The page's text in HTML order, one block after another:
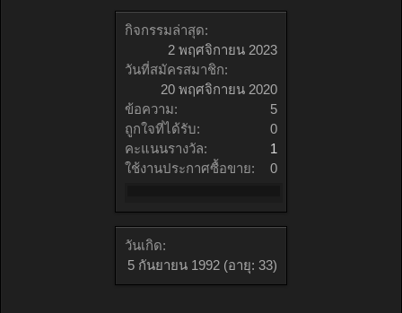
กิจกรรมล่าสุด:
2 พฤศจิกายน 2023
วันที่สมัครสมาชิก:
20 พฤศจิกายน 2020
ข้อความ:
5
ถูกใจที่ได้รับ:
0
คะแนนรางวัล:
1
ใช้งานประกาศซื้อขาย:
0
วันเกิด:
5 กันยายน 1992 (อายุ: 33)